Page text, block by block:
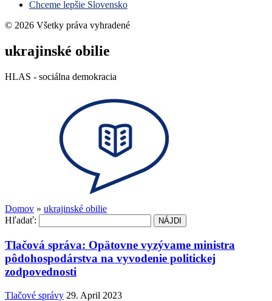
Chceme lepšie Slovensko
© 2026 Všetky práva vyhradené
ukrajinské obilie
HLAS - sociálna demokracia
Domov » ukrajinské obilie
Hľadať:
Tlačová správa: Opätovne vyzývame ministra
pôdohospodárstva na vyvodenie politickej
zodpovednosti
Tlačové správy 29. April 2023